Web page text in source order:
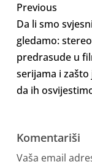
Previous
Da li smo
gledamo:
predrasude u
serijama i zašto
da ih
Komentariši
Vaša email